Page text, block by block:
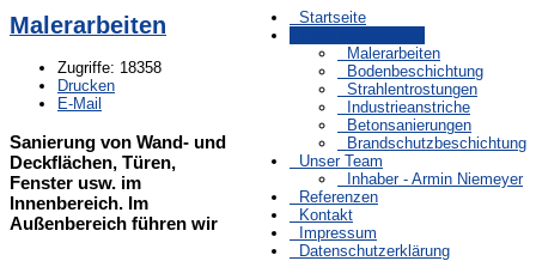
Startseite
Malerarbeiten
Bodenbeschichtung
Strahlentrostungen
Industrieanstriche
Betonsanierungen
Brandschutzbeschichtung
Unser Team
Inhaber - Armin Niemeyer
Referenzen
Kontakt
Impressum
Datenschutzerklärung
Malerarbeiten
Zugriffe: 18358
Drucken
E-Mail
Sanierung von Wand- und
Deckflächen, Türen,
Fenster usw. im
Innenbereich. Im
Außenbereich führen wir